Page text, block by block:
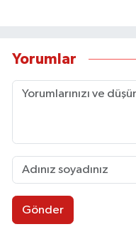
Yorumlar
Gönder